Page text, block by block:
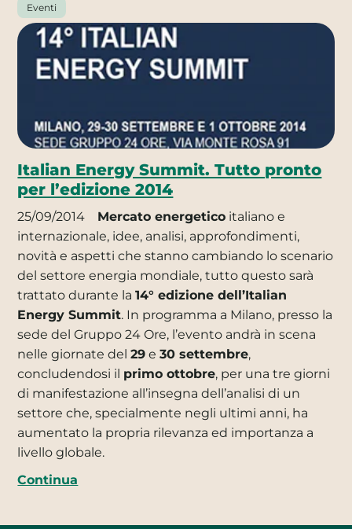
Eventi
Italian Energy Summit. Tutto pronto
per l’edizione 2014
25/09/2014 Mercato energetico italiano e
internazionale, idee, analisi, approfondimenti,
novità e aspetti che stanno cambiando lo scenario
del settore energia mondiale, tutto questo sarà
trattato durante la14° edizione dell’Italian
Energy Summit. In programma a Milano, presso la
sede del Gruppo 24 Ore, l’evento andrà in scena
nelle giornate del29 e30 settembre,
concludendosi il primo ottobre, per una tre giorni
di manifestazione all’insegna dell’analisi di un
settore che, specialmente negli ultimi anni, ha
aumentato la propria rilevanza ed importanza a
livello globale.
Continua